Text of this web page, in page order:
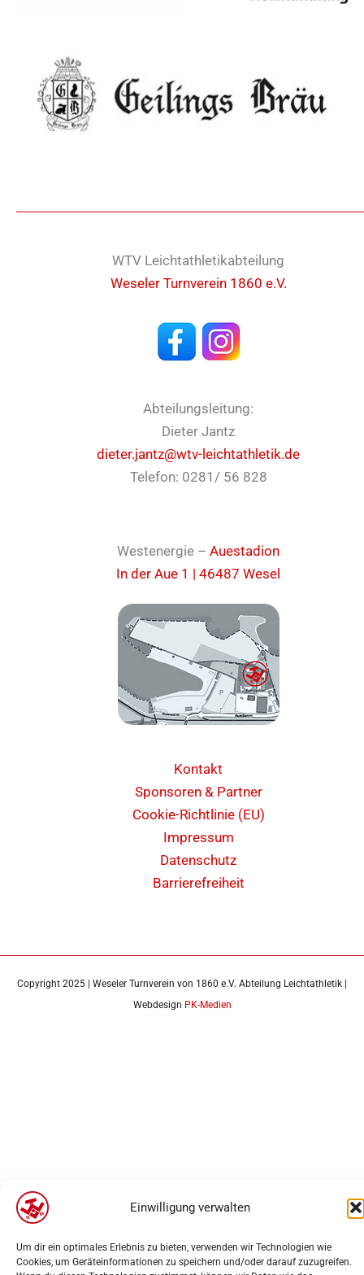
Einwilligung verwalten
Um dir ein optimales Erlebnis zu bieten, verwenden wir Technologien wie
Cookies, um Geräteinformationen zu speichern und/oder darauf zuzugreifen.
WTV Leichtathletikabteilung
Weseler Turnverein 1860 e.V.
Abteilungsleitung:
Dieter Jantz
dieter.jantz@wtv-leichtathletik.de
Telefon: 0281/ 56 828
Westenergie – Auestadion
In der Aue 1 | 46487 Wesel
Kontakt
Sponsoren & Partner
Cookie-Richtlinie (EU)
Impressum
Datenschutz
Barrierefreiheit
Copyright 2025 | Weseler Turnverein von 1860 e.V. Abteilung Leichtathletik |
Webdesign PK-Medien